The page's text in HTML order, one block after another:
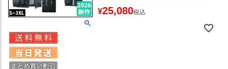
¥25,080税込